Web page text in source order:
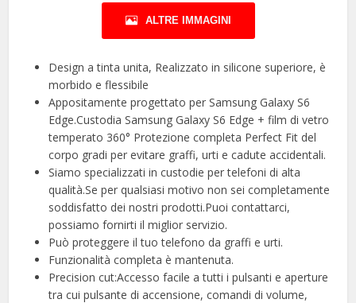
ALTRE IMMAGINI
Design a tinta unita, Realizzato in silicone superiore, è
morbido e flessibile
Appositamente progettato per Samsung Galaxy S6
Edge.Custodia Samsung Galaxy S6 Edge + film di vetro
temperato 360° Protezione completa Perfect Fit del
corpo gradi per evitare graffi, urti e cadute accidentali.
Siamo specializzati in custodie per telefoni di alta
qualità.Se per qualsiasi motivo non sei completamente
soddisfatto dei nostri prodotti.Puoi contattarci,
possiamo fornirti il miglior servizio.
Può proteggere il tuo telefono da graffi e urti.
Funzionalità completa è mantenuta.
Precision cut:Accesso facile a tutti i pulsanti e aperture
tra cui pulsante di accensione, comandi di volume,